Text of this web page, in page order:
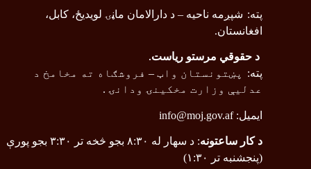
پته: شپږمه ناحیه – د دارالامان ماڼۍ لویدیځ، کابل،
افغانستان.
د حقوقي مرستو ریاست.
پته: پښتونستان واټ – فروشګاه ته مخامخ د
عدلیې وزارت مخکینۍ ودانۍ .
ایمیل:info@moj.gov.af
د کار ساعتونه
: د سهار له ۸:۳۰ بجو څخه تر ۳:۳۰ بجو پورې
(پنجشنبه تر ۱:۳۰)